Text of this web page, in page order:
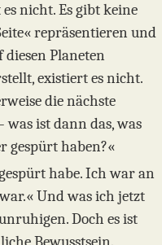
nicht. Es gibt keine
repräsentieren und
diesen Planeten
existiert es nicht.
die nächste
was ist dann das, was
gespürt haben?«
habe. Ich war an
Und was ich jetzt
Doch es ist